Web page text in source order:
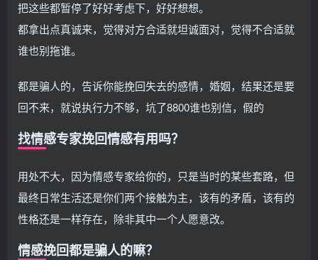
把这些都暂停了好好考虑下，好好想想。
都拿出点真诚来，觉得对方合适就坦诚面对，觉得不合适就
谁也别拖谁。
都是骗人的，告诉你能挽回失去的感情，婚姻，结果还是要
回不来，就说执行力不够，坑了8800谁也别信，假的
找情感专家挽回情感有用吗？
用处不大，因为情感专家给你的，只是当时的某些套路，但
最终日常生活还是你们两个接触为主，该有的矛盾，该有的
性格还是一样存在，除非其中一个人愿意改。
情感挽回都是骗人的嘛？